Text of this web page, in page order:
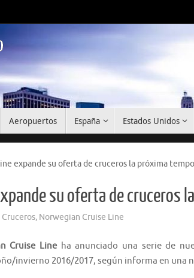
Aeropuertos España Estados Unidos
expande su oferta de cruceros la próxima
su oferta de cruceros
Cruceros, Norwegian Cruise Line
Cruise Lineha anunciado una serie de
invierno 2016/2017, según informa en una